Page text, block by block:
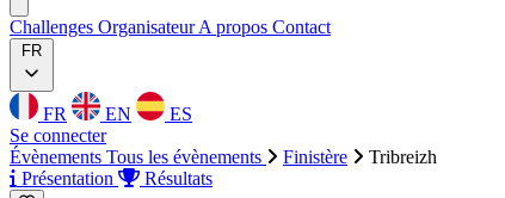
Challenges OrganisateurA propos Contact
FR
FR EN
ES
Se connecter
Évènements Tous les évènements Finistère
Tribreizh
Présentation
Résultats